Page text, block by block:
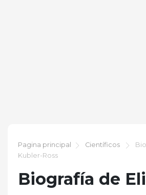
Pagina principal Científicos
Kubler-Ross
Biografía de